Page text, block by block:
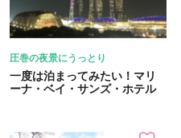
圧巻の夜景にうっとり
一度は泊まってみたい！マリ
ーナ・ベイ・サンズ・ホテル